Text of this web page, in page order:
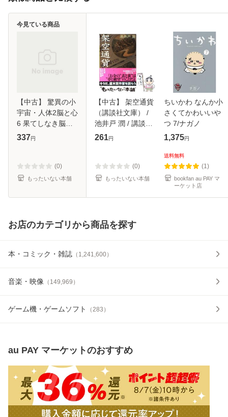
【中古】 驚異の小
宇宙・人体2脳と心
6 果てしなき脳宇
宙 無意識と創造性
材班、日本放送協
会 / 日本
337円
(0)
もったいない本舗
今見ている商品
【中古】 架空通貨
（講談社文庫） /
池井戸 潤 / 講談社
[文庫]【メール便送
261円
(0)
もったいない本舗
ちいかわ なんか小
さくてかわいいや
つ 7/ナガノ
1,375円
送料無料
(1)
bookfan au PAY マ
ーケット店
お店のカテゴリから商品を探す
本・コミック・雑誌 （ 1,241,600）
音楽・映像 （ 149,969 ）
ゲーム機・ゲームソフト （283 ）
au PAY マーケットのおすすめ